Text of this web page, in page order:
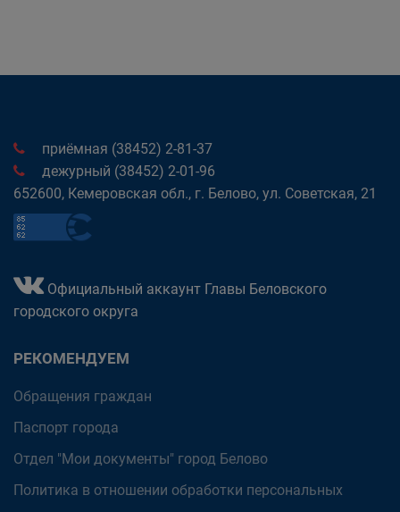
приёмная (38452) 2-81-37
дежурный (38452) 2-01-96
652600, Кемеровская обл., г. Белово, ул. Советская, 21
Официальный аккаунт Главы Беловского
городского округа
РЕКОМЕНДУЕМ
Обращения граждан
Паспорт города
Отдел "Мои документы" город Белово
Политика в отношении обработки персональных